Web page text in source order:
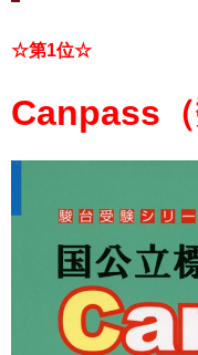
☆第1位☆
Canpass（